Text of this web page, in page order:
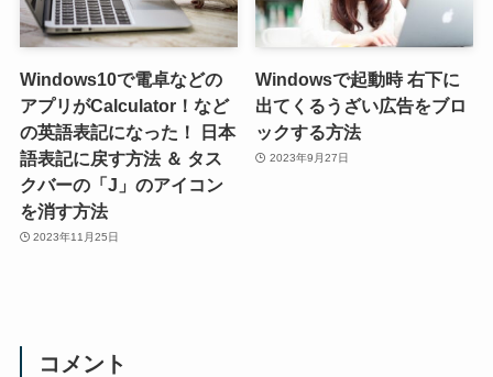
Windows10で電卓などの
アプリがCalculator！など
の英語表記になった！ 日本
語表記に戻す方法 ＆ タス
クバーの「J」のアイコン
を消す方法
2023年11月25日
Windowsで起動時 右下に
出てくるうざい広告をブロ
ックする方法
2023年9月27日
コメント